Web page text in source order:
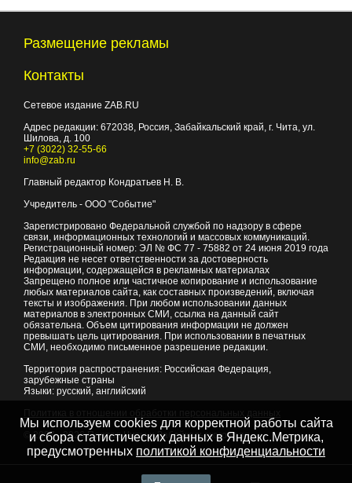
Размещение рекламы
Контакты
Сетевое издание ZAB.RU
Адрес редакции: 672038 , Россия, Забайкальский край, г. Чита ул.
Шилова, д. 100
+7 (3022) 32-55-66
info@zab.ru
Главный редактор Кондратьев Н. В.
Учредитель - ООО "Событие"
Зарегистрировано Федеральной службой по надзору в сфере
связи, информационных технологий и массовых коммуникаций.
Регистрационный номер: ЭЛ № ФС 77 - 75882 от 24 июня 2019 года
Редакция не несет ответственности за достоверность
информации, содержащейся в рекламных материалах
Запрещено полное или частичное копирование и использование
любых материалов сайта, как составных произведений, включая
тексты и изображения. При любом использовании данных
материалов в электронных СМИ, ссылка на данный сайт
обязательна. Объем цитирования информации не должен
превышать цель цитирования. При использовании в печатных
СМИ, необходимо письменное разрешение редакции.
Территория распространения: Российская Федерация,
зарубежные страны
Языки: русский, английский
© 2007 - 2026Портал Читы и Забайкальского края
Мы используем cookies для корректной работы сайта
и сбора статистических данных в Яндекс.Метрика,
предусмотренных политикой конфиденциальности